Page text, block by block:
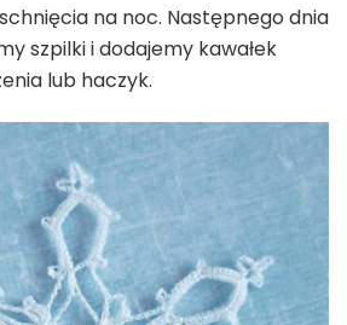
na noc. Następnego dnia
szpilki i dodajemy kawałek
lub haczyk.